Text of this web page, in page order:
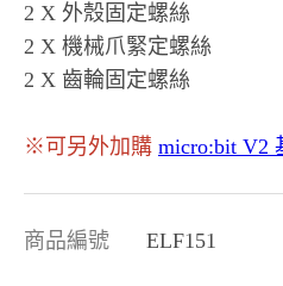
2 X 外殼固定螺絲
2 X 機械爪緊定螺絲
2 X 齒輪固定螺絲
※可另外加購 micro:bit V2
商品編號 ELF151